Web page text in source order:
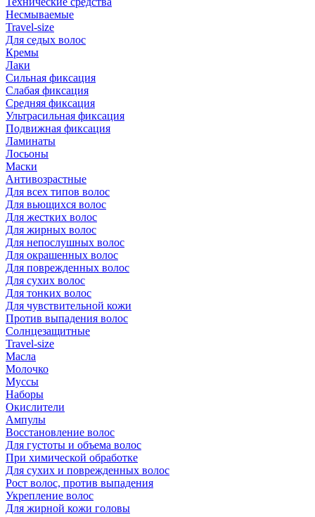
Несмываемые
Travel-size
Для седых волос
Кремы
Лаки
Сильная фиксация
Слабая фиксация
Средняя фиксация
Ультрасильная фиксация
Подвижная фиксация
Ламинаты
Лосьоны
Маски
Антивозрастные
Для всех типов волос
Для вьющихся волос
Для жестких волос
Для жирных волос
Для непослушных волос
Для окрашенных волос
Для поврежденных волос
Для сухих волос
Для тонких волос
Для чувствительной кожи
Против выпадения волос
Солнцезащитные
Travel-size
Масла
Молочко
Муссы
Наборы
Окислители
Ампулы
Восстановление волос
Для густоты и объема волос
При химической обработке
Для сухих и поврежденных волос
Рост волос, против выпадения
Укрепление волос
Для жирной кожи головы